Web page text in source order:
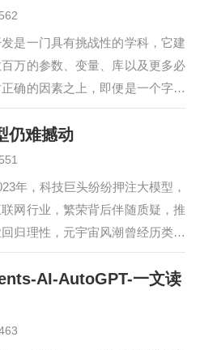
是一门具有挑战性的学科，它建
万的参数、变量、库以及更多必
确的因素之上，即便是一个字符
，整个堆栈也会随之瓦解，多年
开发团队已经想出了一些完成工
则，从复杂的方法…
仍难撼动
年，科技巨头纷纷押注大模型，
网行业，繁荣背后伴随质疑，推
归理性，元宇宙风潮曾经历类似
2021年Roblox成为元宇宙第一
更名为Meta，2023年…
AI-AutoGPT-一文读